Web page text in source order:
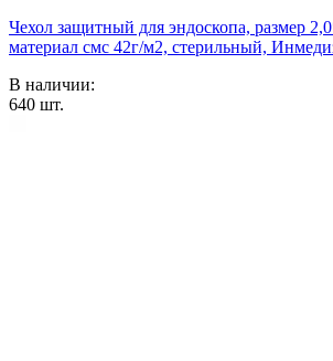
Чехол защитный для эндоскопа, размер
материал смс 42г/м2, стерильный,
В наличии:
640 шт.